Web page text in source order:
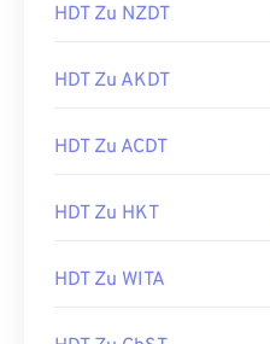
HDT Zu NZDT
HDT Zu AKDT
HDT Zu ACDT
HDT Zu HKT
HDT Zu WITA